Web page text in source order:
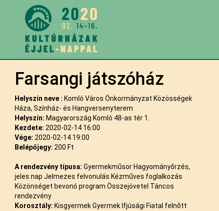
Farsangi játszóház
Helyszín neve : Komló Város Önkormányzat Közösségek
Háza, Színház- és Hangversenyterem
Helyszín: Magyarország Komló 48-as tér 1.
Kezdete: 2020-02-14 16:00
Vége: 2020-02-14 19:00
Belépőjegy: 200 Ft
A rendezvény típusa: Gyermekműsor Hagyományőrzés,
jeles nap Jelmezes felvonulás Kézműves foglalkozás
Közönséget bevonó program Összejövetel Táncos
rendezvény
Korosztály: Kisgyermek Gyermek Ifjúsági Fiatal felnőtt